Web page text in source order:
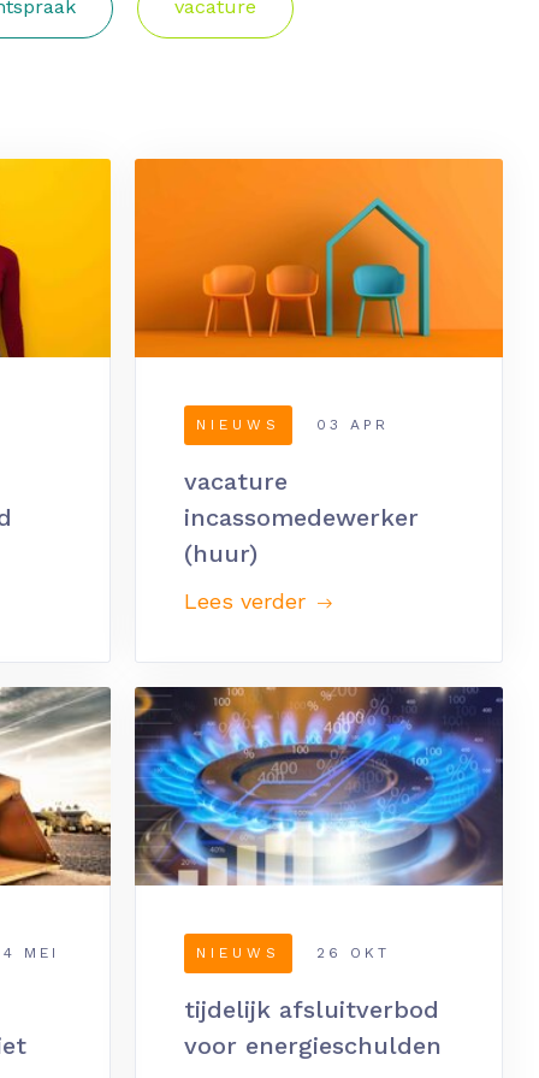
vacature
NIEUWS 03 APR
vacature
incassomedewerker
(huur)
Lees verder
MEI NIEUWS 26 OKT
tijdelijk afsluitverbod
voor energieschulden